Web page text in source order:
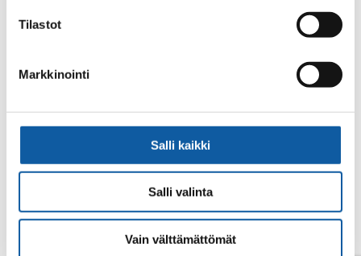
Tilastot
Markkinointi
Salli kaikki
Salli valinta
Vain välttämättömät